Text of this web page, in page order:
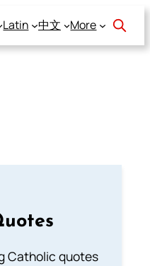
Latin 中文 More
Catholic quotes